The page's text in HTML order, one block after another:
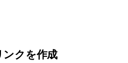
ンクを作成